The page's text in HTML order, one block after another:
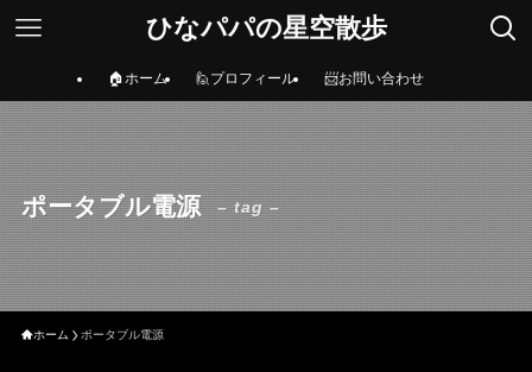
ひなパパの星空散歩
🏠ホーム 🙋プロフィール 📨お問い合わせ
ポータブル電源 – tag –
ホーム ポータブル電源